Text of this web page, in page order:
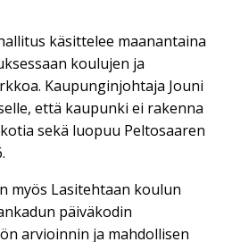
käsittelee maanantaina
koulujen ja
Kaupunginjohtaja Jouni
että kaupunki ei rakenna
sekä luopuu Peltosaaren
myös Lasitehtaan koulun
päiväkodin
arvioinnin ja mahdollisen